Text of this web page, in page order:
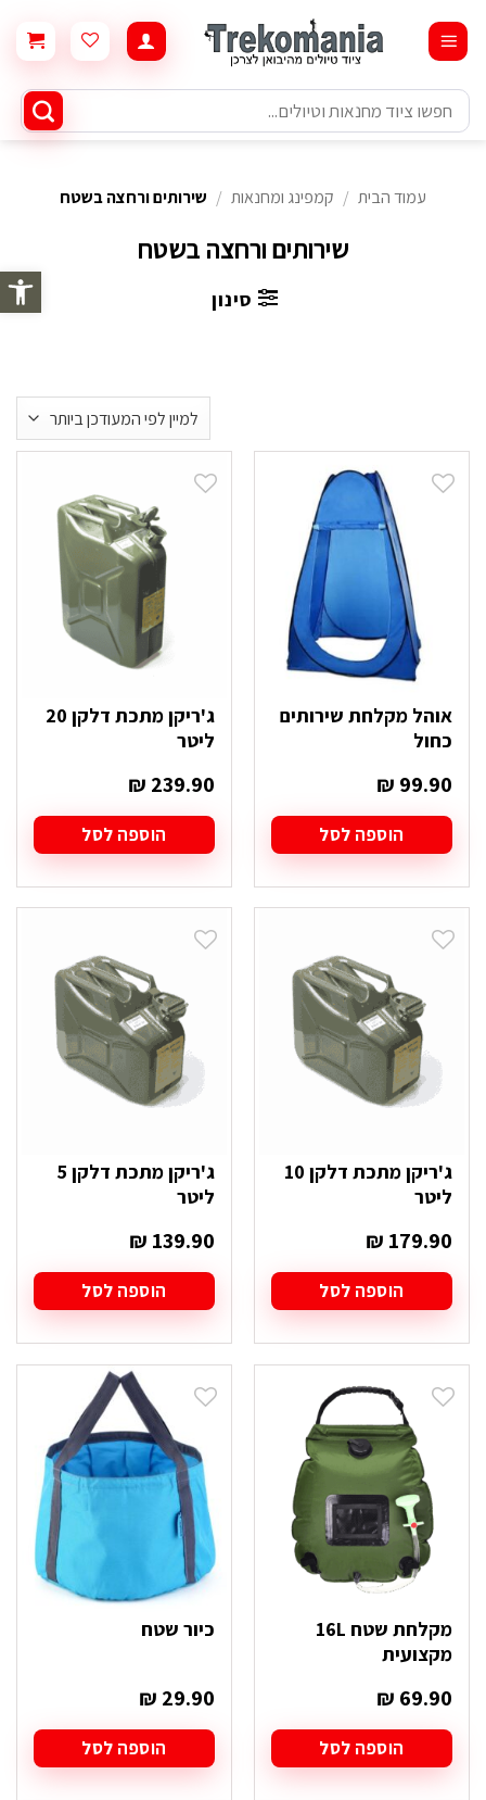
פתח
content
חיפוש
עבור:
שירותים ורחצה בשטח
עמוד הבית / קמפינג ומחנאות / שירותים ורחצה בשטח
סינון
אוהל מקלחת שירותים
כחול
₪ 99.90
הוספה לסל
ג'ריקן מתכת דלקן 20
ליטר
₪ 239.90
הוספה לסל
ג'ריקן מתכת דלקן 10
ליטר
₪ 179.90
הוספה לסל
ג'ריקן מתכת דלקן 5
ליטר
₪ 139.90
הוספה לסל
מקלחת שטח 16L
מקצועית
₪ 69.90
הוספה לסל
כיור שטח
₪ 29.90
הוספה לסל